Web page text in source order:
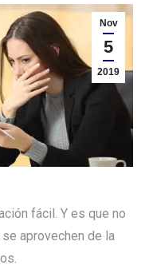
Nov
5
2019
fácil. Y es que no
aprovechen de la